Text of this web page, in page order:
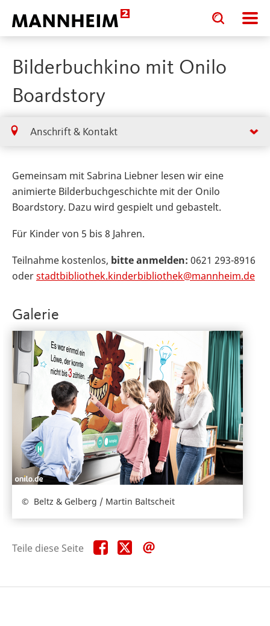
Toggle
search
input
Toggle
search
input
Bilderbuchkino mit Onilo
Boardstory
Anschrift & Kontakt
Gemeinsam mit Sabrina Liebner lesen wir eine
animierte Bilderbuchgeschichte mit der Onilo
Boardstory. Dazu wird gespielt und gebastelt.
Für Kinder von 5 bis 8 Jahren.
Teilnahme kostenlos, bitte anmelden: 0621 293-8916
oderstadtbibliothek.kinderbibliothek@mannheim.de
Galerie
Beltz & Gelberg / Martin Baltscheit
Teile diese Seite Teile
diese
Teile
diese